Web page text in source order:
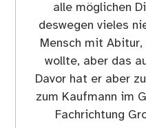
alle möglichen
deswegen vieles
Mensch mit
wollte, aber das
Davor hat er aber
zum Kaufmann im
Fachrichtung